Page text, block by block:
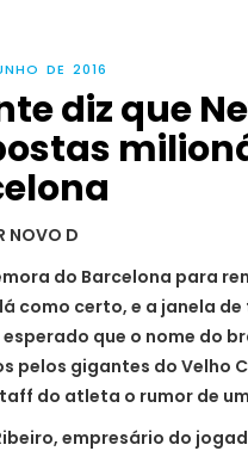
DE 2016
diz que
do Barcelona para
como certo, e a janela
que o nome do
pelos gigantes do Velho
do atleta o rumor de
empresário do